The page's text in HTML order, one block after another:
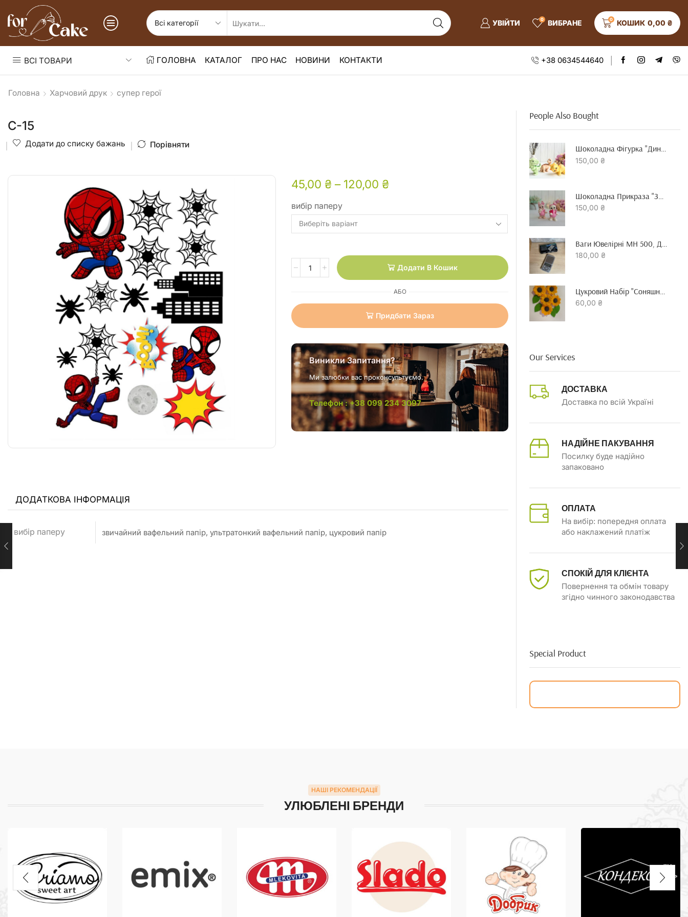
УВІЙТИ 0 ВИБРАНЕ 0 КОШИК 0,00 ₴
ВСІ ТОВАРИ ГОЛОВНА КАТАЛОГ ПРО НАС НОВИНИ КОНТАКТИ +38 0634544640
Головна Харчовий друк супер герої
С-15
Додати до списку бажань Порівняти
45,00 ₴ – 120,00 ₴
вибір паперу
Додати В Кошик
АБО
Придбати Зараз
Виникли Запитання?
Ми залюбки вас проконсультуємо.
Телефон : +38 099 234 3097
ДОДАТКОВА ІНФОРМАЦІЯ
вибір паперу звичайний вафельний папір, ультратонкий вафельний папір, цукровий папір
People Also Bought
Шоколадна Фігурка "динозавр"
150,00 ₴
Шоколадна Прикраза "зайчик З Серцем"
150,00 ₴
180,00 ₴
60,00 ₴
Our Services
ДОСТАВКА
Доставка по всій Україні
НАДІЙНЕ ПАКУВАННЯ
Посилку буде надійно
запаковано
ОПЛАТА
На вибір: попередня оплата
або наклажений платіж
СПОКІЙ ДЛЯ КЛІЄНТА
Повернення та обмін товару
згідно чинного законодавства
Special Product
НАШІ РЕКОМЕНДАЦІЇ
УЛЮБЛЕНІ БРЕНДИ